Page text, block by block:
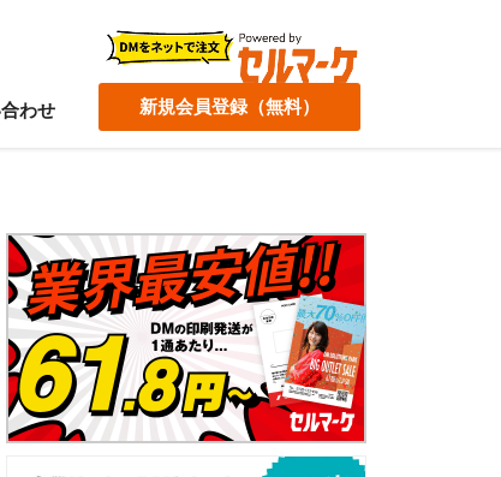
わせ 新規会員登録（無料）